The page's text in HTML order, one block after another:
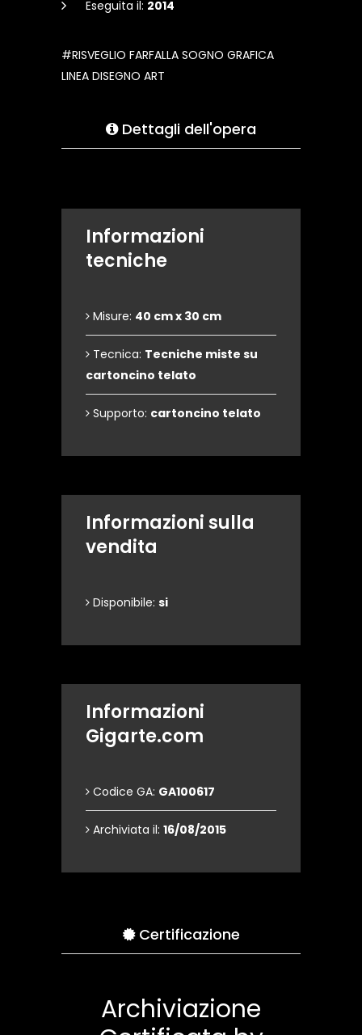
Eseguita il: 2014
#RISVEGLIO FARFALLA SOGNO GRAFICA
LINEA DISEGNO ART
Dettagli dell'opera
Informazioni
tecniche
Misure: 40 cm x 30 cm
Tecnica: Tecniche miste su
cartoncino telato
Supporto: cartoncino telato
Informazioni sulla
vendita
Disponibile: si
Informazioni
Gigarte.com
Codice GA: GA100617
Archiviata il: 16/08/2015
Certificazione
Archiviazione